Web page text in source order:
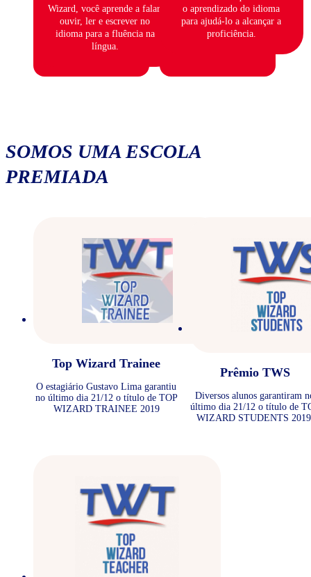
Wizard, você aprende a falar,
ouvir, ler e escrever no
idioma para a fluência na
língua.
o aprendizado do idioma
para ajudá-lo a alcançar a
proficiência.
SOMOS UMA ESCOLA
PREMIADA
Top Wizard Trainee
O estagiário Gustavo Lima garantiu
no último dia 21/12 o título de TOP
WIZARD TRAINEE 2019
Prêmio TWS
Diversos alunos garantiram
último dia 21/12 o título de
WIZARD STUDENTS